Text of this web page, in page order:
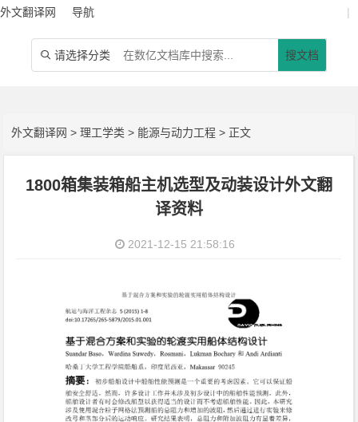
外文翻译网 导航 |
 请选择分类 搜文档
外文翻译网 >理工学类 > 能源与动力工程 > 正文
1800箱集装箱船主机选型及动装设计外文翻
译资料
2021-12-15 21:58:16